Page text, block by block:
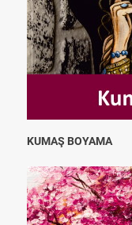
KUMAŞ BOYAMA